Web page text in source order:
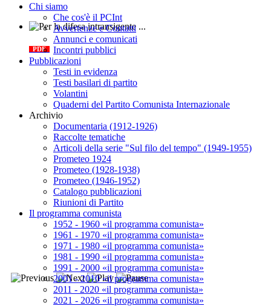
Per la difesa intransigente
PDF
Chi siamo
Che cos'è il PCInt
Avvertenze e Contatti
Annunci e comunicati
Incontri pubblici
Pubblicazioni
Testi in evidenza
Testi basilari di partito
Volantini
Quaderni del Partito Comunista Internazionale
Archivio
Documentaria (1912-1926)
Raccolte tematiche
Articoli della serie "Sul filo del tempo" (1949-1955)
Prometeo 1924
Prometeo (1928-1938)
Prometeo (1946-1952)
Catalogo pubblicazioni
Riunioni di Partito
Il programma comunista
1952 - 1960 «il programma comunista»
1961 - 1970 «il programma comunista»
1971 - 1980 «il programma comunista»
1981 - 1990 «il programma comunista»
1991 - 2000 «il programma comunista»
2001 - 2010 «il programma comunista»
2011 - 2020 «il programma comunista»
2021 - 2026 «il programma comunista»